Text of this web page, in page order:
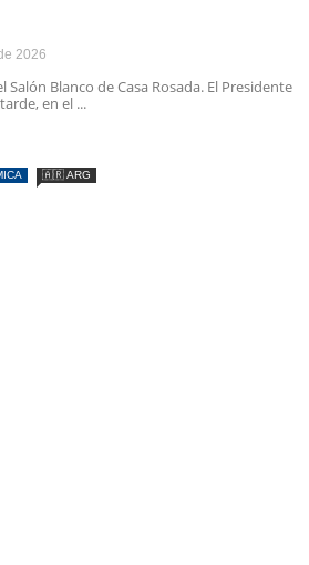
2026
Salón Blanco de Casa Rosada. El Presidente
en el ...
🇦🇷 ARG